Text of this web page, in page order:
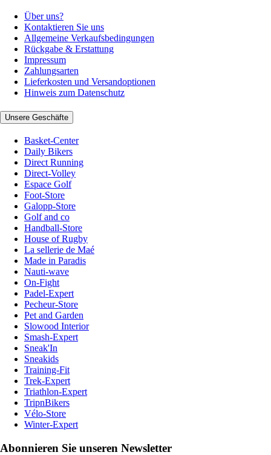
Über uns?
Kontaktieren Sie uns
Allgemeine Verkaufsbedingungen
Rückgabe & Erstattung
Impressum
Zahlungsarten
Lieferkosten und Versandoptionen
Hinweis zum Datenschutz
Unsere Geschäfte
Basket-Center
Daily Bikers
Direct Running
Direct-Volley
Espace Golf
Foot-Store
Galopp-Store
Golf and co
Handball-Store
House of Rugby
La sellerie de Maé
Made in Paradis
Nauti-wave
On-Fight
Padel-Expert
Pecheur-Store
Pet and Garden
Slowood Interior
Smash-Expert
Sneak'In
Sneakids
Training-Fit
Trek-Expert
Triathlon-Expert
TripnBikers
Vélo-Store
Winter-Expert
Abonnieren Sie unseren Newsletter